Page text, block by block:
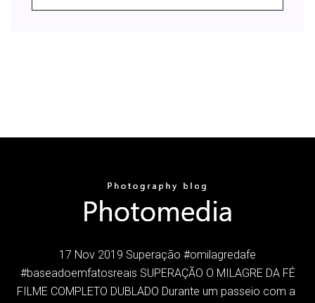
17 Nov 2019 Superação #omilagredafe
#baseadoemfatosreais SUPERAÇÃO O MILAGRE DA FÉ
FILME COMPLETO DUBLADO Durante um passeio com a